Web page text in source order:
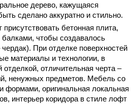
дерево, кажущаяся
сделано аккуратно и стильно.
бетонная плита,
чтобы создавалось
При отделке поверхностей
материалы и технологии, в
отделкой, отличительная черта –
ненужных предметов. Мебель со
формами, оригинальная локальная
интерьер коридора в стиле лофт